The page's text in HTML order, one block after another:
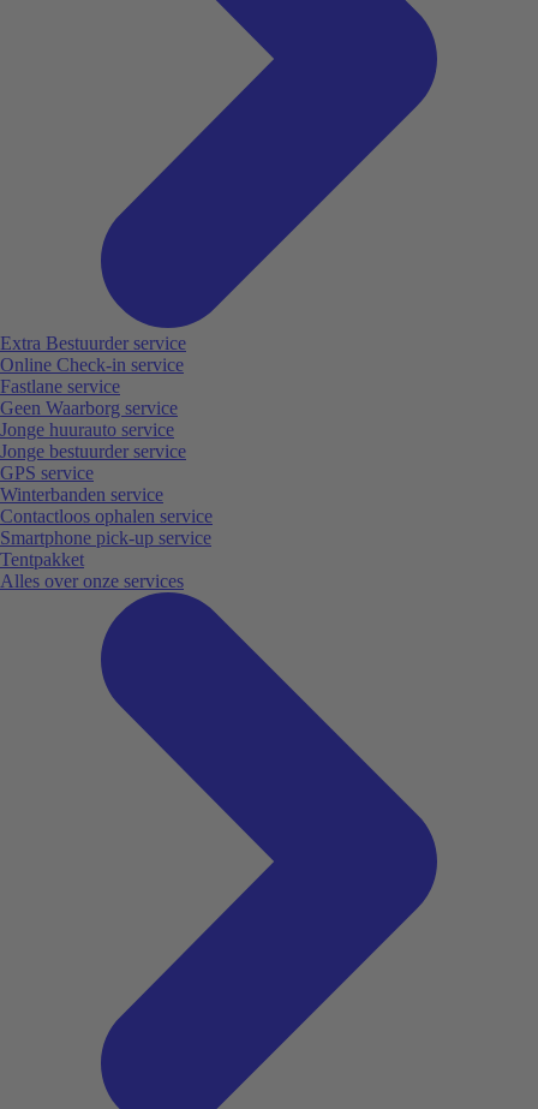
Extra Bestuurder service
Online Check-in service
Fastlane service
Geen Waarborg service
Jonge huurauto service
Jonge bestuurder service
GPS service
Winterbanden service
Contactloos ophalen service
Smartphone pick-up service
Tentpakket
Alles over onze services